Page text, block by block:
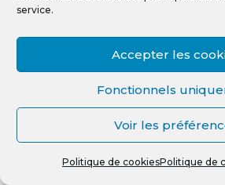
service.
Accepter les
Fonctionnels
Voir les
Politique de cookiesPolitique de
COMPOSANT PC
DOMOTIQUE (88)
(96)